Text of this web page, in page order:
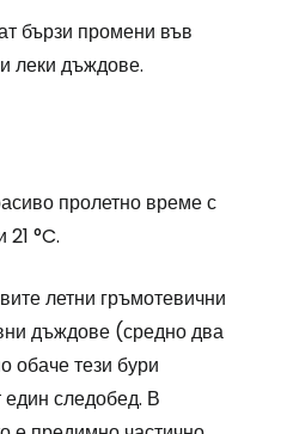
бързи промени във
леки дъждове.
пролетно време с
°C.
летни гръмотевични
дъждове (средно два
обаче тези бури
следобед. В